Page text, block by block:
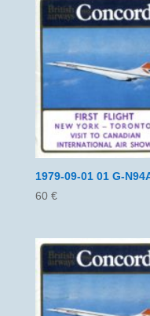
1979-09-01 01 G-
60 €